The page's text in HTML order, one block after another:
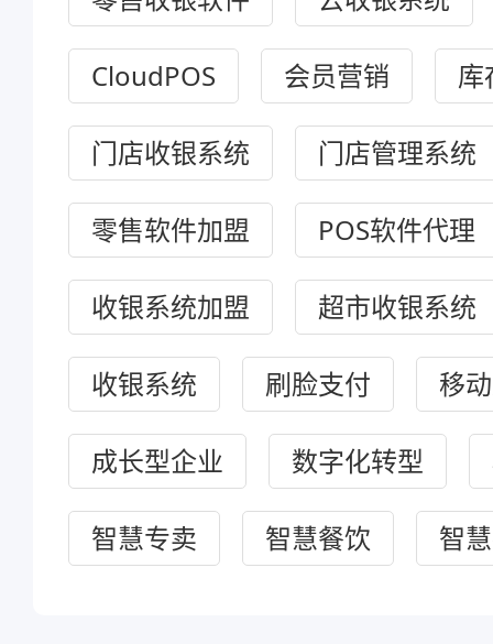
CloudPOS 会员营销 库
门店收银系统 门店管理系统
零售软件加盟 POS软件代理
收银系统加盟 超市收银系统
收银系统 刷脸支付 移
成长型企业 数字化转型
智慧专卖 智慧餐饮 智